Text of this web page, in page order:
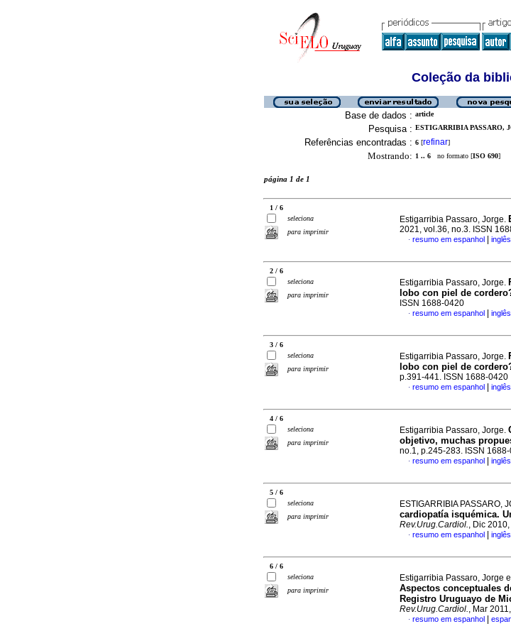
Coleção da
Base de dados : article
Pesquisa : ESTIGARRIBIA PASSARO,
Referências encontradas : 6 [refinar]
Mostrando: 1 .. 6 no formato [ISO 690]
página 1 de 1
1 / 6
seleciona
para imprimir
Estigarribia Passaro, Jorge.
2021, vol.36, no.3. ISSN
· resumo em espanhol inglês
2 / 6
seleciona
para imprimir
Estigarribia Passaro, Jorge.
lobo con piel de
ISSN 1688-0420
· resumo em espanhol inglês
3 / 6
seleciona
para imprimir
Estigarribia Passaro, Jorge.
lobo con piel de
p.391-441. ISSN 1688-0420
· resumo em espanhol inglês
4 / 6
seleciona
para imprimir
Estigarribia Passaro, Jorge.
objetivo, muchas
no.1, p.245-283. ISSN
· resumo em espanhol inglês
5 / 6
seleciona
para imprimir
ESTIGARRIBIA PASSARO,
cardiopatía isquémica.
Rev.Urug.Cardiol., Dic
· resumo em espanhol inglês
6 / 6
seleciona
para imprimir
Estigarribia Passaro, Jorge
Aspectos conceptuales
Registro Uruguayo de
Rev.Urug.Cardiol., Mar
· resumo em espanhol